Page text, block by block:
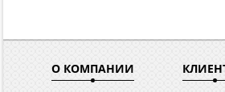
О КОМПАНИИ